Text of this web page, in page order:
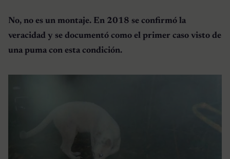
No, no es un montaje. En 2018 se confirmó la
veracidad y se documentó como el primer caso visto de
una puma con esta condición.